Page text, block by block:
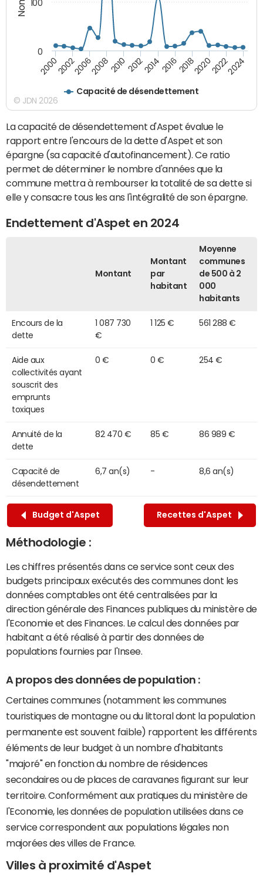
Capacité de désendettement
20002002200620082010 2012201420162018202020222024
0
100
© JDN 2026
La capacité de désendettement d'Aspet évalue le
rapport entre l'encours de la dette d'Aspet et son
épargne (sa capacité d'autofinancement). Ce ratio
permet de déterminer le nombre d'années que la
commune mettra à rembourser la totalité de sa dette si
elle y consacre tous les ans l'intégralité de son épargne.
Endettement d'Aspet en 2024
Montant
Montant
par
habitant
Moyenne
communes
de 500 à 2
000
habitants
Encours de la
dette
1 087 730
€
1 125 € 561 288 €
Aide aux
collectivités ayant
souscrit des
emprunts
toxiques
0 € 0 € 254 €
Annuité de la
dette
82 470 € 85 € 86 989 €
Capacité de
désendettement
6,7 an(s) - 8,6 an(s)
Budget d'Aspet Recettes d'Aspet
Méthodologie :
Les chiffres présentés dans ce service sont ceux des
budgets principaux exécutés des communes dont les
données comptables ont été centralisées par la
direction générale des Finances publiques du ministère de
l'Economie et des Finances. Le calcul des données par
habitant a été réalisé à partir des données de
populations fournies par l'Insee.
A propos des données de population :
Certaines communes (notamment les communes
touristiques de montagne ou du littoral dont la population
permanente est souvent faible) rapportent les différents
éléments de leur budget à un nombre d'habitants
"majoré" en fonction du nombre de résidences
secondaires ou de places de caravanes figurant sur leur
territoire. Conformément aux pratiques du ministère de
l'Economie, les données de population utilisées dans ce
service correspondent aux populations légales non
majorées des villes de France.
Villes à proximité d'Aspet